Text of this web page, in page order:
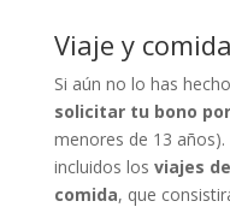
Viaje y
Si aún no lo has
solicitar tu bono
menores de 13
incluidos los viajes
comida, que